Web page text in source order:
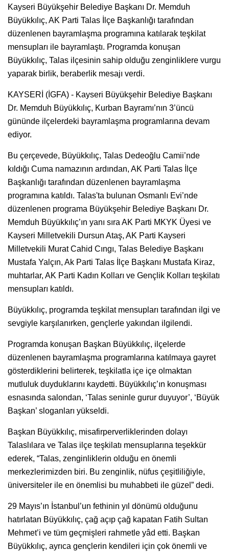
Kayseri Büyükşehir Belediye Başkanı Dr. Memduh
Büyükkılıç, AK Parti Talas İlçe Başkanlığı tarafından
düzenlenen bayramlaşma programına katılarak teşkilat
mensupları ile bayramlaştı. Programda konuşan
Büyükkılıç, Talas ilçesinin sahip olduğu zenginliklere vurgu
yaparak birlik, beraberlik mesajı verdi.
KAYSERİ (İGFA) - Kayseri Büyükşehir Belediye Başkanı
Dr. Memduh Büyükkılıç, Kurban Bayramı’nın 3’üncü
gününde ilçelerdeki bayramlaşma programlarına devam
ediyor.
Bu çerçevede, Büyükkılıç, Talas Dedeoğlu Camii’nde
kıldığı Cuma namazının ardından, AK Parti Talas İlçe
Başkanlığı tarafından düzenlenen bayramlaşma
programına katıldı. Talas'ta bulunan Osmanlı Evi’nde
düzenlenen programa Büyükşehir Belediye Başkanı Dr.
Memduh Büyükkılıç’ın yanı sıra AK Parti MKYK Üyesi ve
Kayseri Milletvekili Dursun Ataş, AK Parti Kayseri
Milletvekili Murat Cahid Cıngı, Talas Belediye Başkanı
Mustafa Yalçın, Ak Parti Talas İlçe Başkanı Mustafa Kiraz,
muhtarlar, AK Parti Kadın Kolları ve Gençlik Kolları teşkilatı
mensupları katıldı.
Büyükkılıç, programda teşkilat mensupları tarafından ilgi ve
sevgiyle karşılanırken, gençlerle yakından ilgilendi.
Programda konuşan Başkan Büyükkılıç, ilçelerde
düzenlenen bayramlaşma programlarına katılmaya gayret
gösterdiklerini belirterek, teşkilatla içe içe olmaktan
mutluluk duyduklarını kaydetti. Büyükkılıç’ın konuşması
esnasında salondan, ‘Talas seninle gurur duyuyor’, ‘Büyük
Başkan’ sloganları yükseldi.
Başkan Büyükkılıç, misafirperverliklerinden dolayı
Talaslılara ve Talas ilçe teşkilatı mensuplarına teşekkür
ederek, “Talas, zenginliklerin olduğu en önemli
merkezlerimizden biri. Bu zenginlik, nüfus çeşitliliğiyle,
üniversiteler ile en önemlisi bu muhabbeti ile güzel” dedi.
29 Mayıs’ın İstanbul’un fethinin yıl dönümü olduğunu
hatırlatan Büyükkılıç, çağ açıp çağ kapatan Fatih Sultan
Mehmet’i ve tüm geçmişleri rahmetle yâd etti. Başkan
Büyükkılıç, ayrıca gençlerin kendileri için çok önemli ve